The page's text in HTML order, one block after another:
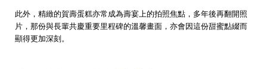
此外，精緻的賀壽蛋糕亦常成為壽宴上的拍照焦點，多年後再翻開照
片，那份與長輩共慶重要里程碑的溫馨畫面，亦會因這份甜蜜點綴而
顯得更加深刻。